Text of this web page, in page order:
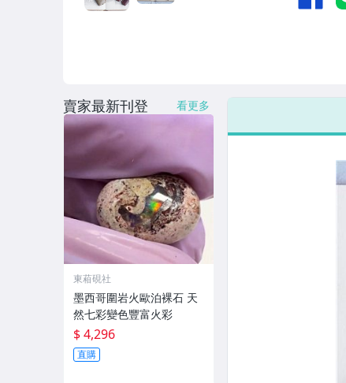
賣家最新刊登 看更多
東葙硯社
墨西哥圍岩火歐泊裸石 天
然七彩變色豐富火彩
$ 4,296
直購